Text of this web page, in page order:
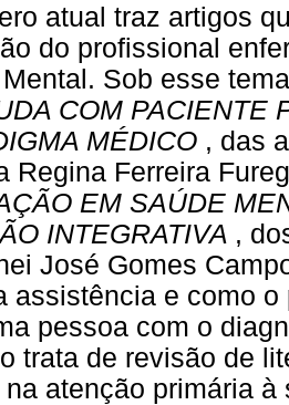
atual traz artigos
do profissional
Sob esse
COM PACIENTE
MÉDICO , das
Regina Ferreira
EM SAÚDE
INTEGRATIVA ,
José Gomes
assistência e como
pessoa com o
trata de revisão de
na atenção primária